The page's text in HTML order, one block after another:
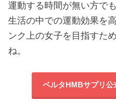
運動する時間が無い方で
生活の中での運動効果を
ンク上の女子を目指すた
ね。
ベルタHMBサプリ公